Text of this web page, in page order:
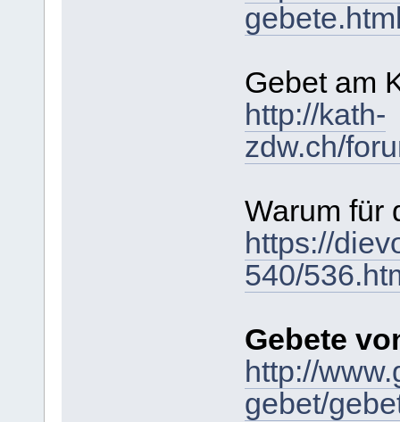
Gebet am
http://kath-
zdw.ch/
Warum für
https://
540/
Gebete
http://
gebet/